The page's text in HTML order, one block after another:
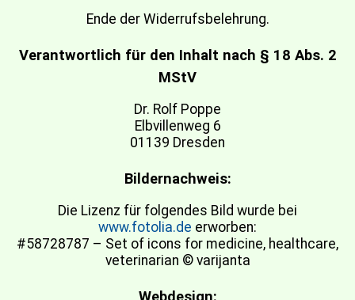
Ende der Widerrufsbelehrung.
Verantwortlich für den Inhalt nach § 18 Abs. 2
MStV
Dr. Rolf Poppe
Elbvillenweg 6
01139 Dresden
Bildernachweis:
Die Lizenz für folgendes Bild wurde bei
www.fotolia.de erworben:
#58728787 – Set of icons for medicine, healthcare,
veterinarian © varijanta
Webdesign: